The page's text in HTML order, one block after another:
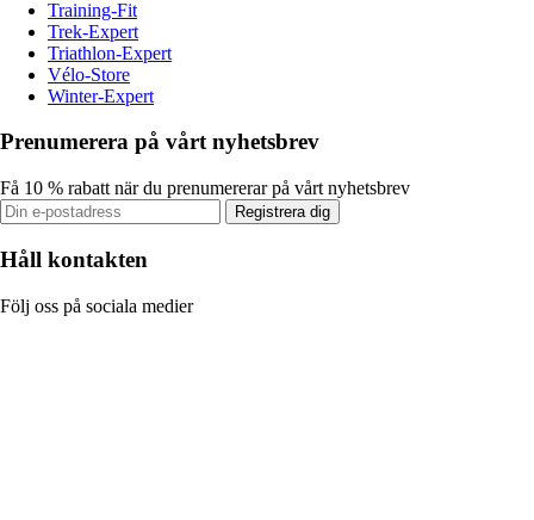
Training-Fit
Trek-Expert
Triathlon-Expert
Vélo-Store
Winter-Expert
Prenumerera på vårt nyhetsbrev
Få 10 % rabatt när du prenumererar på vårt nyhetsbrev
Registrera dig
Håll kontakten
Följ oss på sociala medier